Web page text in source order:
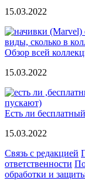
15.03.2022
Обзор всей
15.03.2022
Есть ли
15.03.2022
Связь с редакцией
ответственности
обработки и